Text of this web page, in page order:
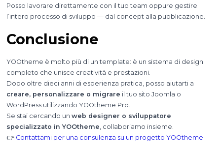
Posso lavorare direttamente con il tuo team oppure gestire
l’intero processo di sviluppo — dal concept alla pubblicazione.
Conclusione
YOOtheme è molto più di un template: è un sistema di design
completo che unisce creatività e prestazioni.
Dopo oltre dieci anni di esperienza pratica, posso aiutarti a
creare, personalizzare o migrare il tuo sito Joomla o
WordPress utilizzando YOOtheme Pro.
Se stai cercando un web designer o sviluppatore
specializzato in YOOtheme , collaboriamo insieme.
👉 Contattami per una consulenza su un progetto YOOtheme